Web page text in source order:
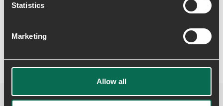
Statistics
Marketing
Allow all